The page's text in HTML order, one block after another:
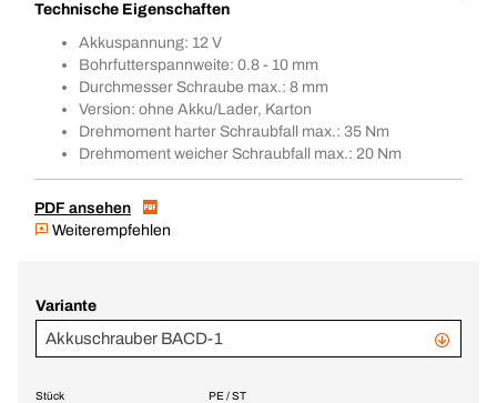
Technische Eigenschaften
Akkuspannung: 12 V
Bohrfutterspannweite: 0.8 - 10 mm
Durchmesser Schraube max.: 8 mm
Version: ohne Akku/Lader, Karton
Drehmoment harter Schraubfall max.: 35 Nm
Drehmoment weicher Schraubfall max.: 20 Nm
PDF ansehen
Weiterempfehlen
Variante
Akkuschrauber BACD-1
PE / ST
Stück